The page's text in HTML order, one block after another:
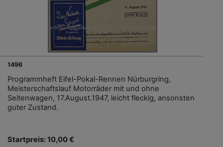
1496
Programmheft Eifel-Pokal-Rennen Nürburgring,
Meisterschaftslauf Motorräder mit und ohne
Seitenwagen, 17.August.1947, leicht fleckig, ansonsten
guter Zustand.
Startpreis: 10,00 €